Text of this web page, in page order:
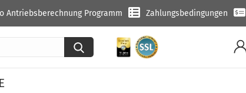
Zahlungsbedingungen
Antriebsberechnung Programm
Suche...